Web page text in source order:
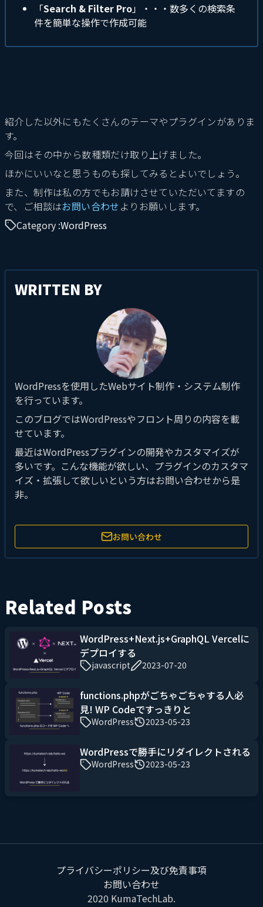
「Search & Filter Pro」・・・数多くの検索条
件を簡単な操作で作成可能
紹介した以外にもたくさんのテーマやプラグインがありま
す。
今回はその中から数種類だけ取り上げました。
ほかにいいなと思うものも探してみるとよいでしょう。
また、制作は私の方でもお請けさせていただいてますの
で、ご相談はお問い合わせよりお願いします。
Category :WordPress
WRITTEN BY
WordPressを使用したWebサイト制作・システム制作
を行っています。
このブログではWordPressやフロント周りの内容を載
せています。
最近はWordPressプラグインの開発やカスタマイズが
多いです。こんな機能が欲しい、プラグインのカスタマ
イズ・拡張して欲しいという方はお問い合わせから是
非。
お問い合わせ
Related Posts
WordPress+Next.js+GraphQL Vercelに
デプロイする
javascript 2023-07-20
functions.phpがごちゃごちゃする人必
見! WP Codeですっきりと
WordPress 2023-05-23
WordPressで勝手にリダイレクトされる
WordPress 2023-05-23
プライバシーポリシー及び免責事項
お問い合わせ
2020 KumaTechLab.